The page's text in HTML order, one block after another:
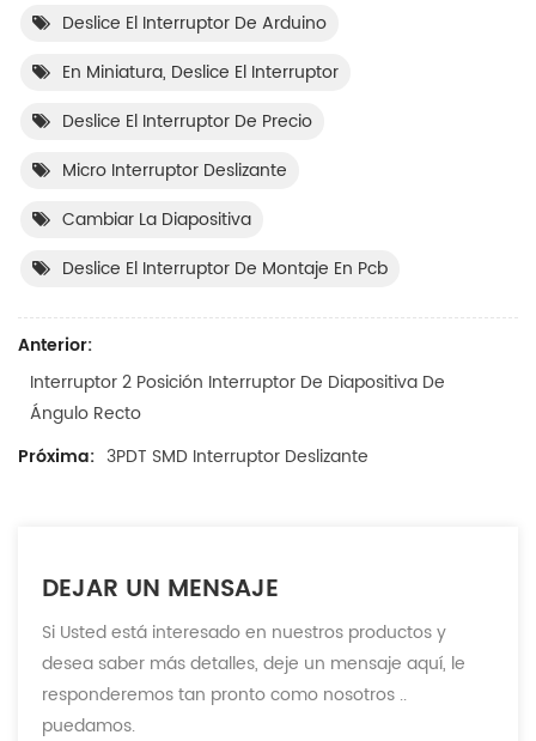
Deslice El Interruptor De Arduino
En Miniatura, Deslice El Interruptor
Deslice El Interruptor De Precio
Micro Interruptor Deslizante
Cambiar La Diapositiva
Deslice El Interruptor De Montaje En Pcb
Anterior:
Interruptor 2 Posición Interruptor De Diapositiva De
Ángulo Recto
Próxima: 3PDT SMD Interruptor Deslizante
DEJAR UN MENSAJE
Si Usted está interesado en nuestros productos y
desea saber más detalles, deje un mensaje aquí, le
responderemos tan pronto como nosotros ..
puedamos.